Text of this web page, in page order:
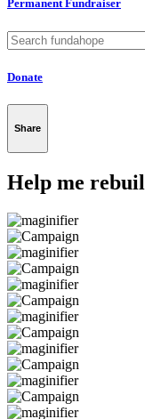
Permanent Fundraiser
Donate
Share
Help me